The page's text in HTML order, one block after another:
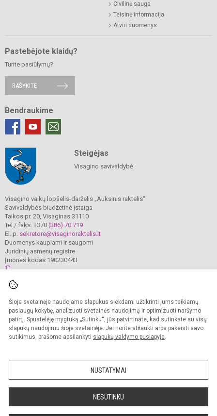
Šioje svetainėje naudojame slapukus siekdami užtikrinti jums teikiamų
paslaugų kokybę, analizuoti svetainės naudojimą ir optimizuoti naršymo
patirtį. Spustelėję mygtuką „Sutinku“, jūs patvirtinate, kad sutinkate su visų
slapukų naudojimu šioje svetainėje. Jei norite atšaukti arba pakeisti savo
sutikimus, prašome apsilankyti slapukų valdymo puslapyje.
NUSTATYMAI
NESUTINKU
Civilinė sauga
Teisinė informacija
Atviri duomenys
Pastebėjote klaidų?
Turite pasiūlymų?
RAŠYKITE
Bendraukime
Steigėjas
Visagino savivaldybė
Visagino vaikų lopšelis-darželis „Auksinis raktelis“
Savivaldybės biudžetinė įstaiga
Taikos pr. 20, Visaginas 31110
Tel./ faks. +370 (386) 70 719
El. p. sekretore@visaginoraktelis.lt
Duomenys kaupiami ir saugomi
Juridinių asmenų registre
Įmonės kodas 190230443
saugomos.
Kopijuoti turinį be raštiško įstaigos administracijos sutikimo griežtai draudžiama.
Prieinamumo paraiška Slapukų valdymas
Sumanus būdas atnaujinti